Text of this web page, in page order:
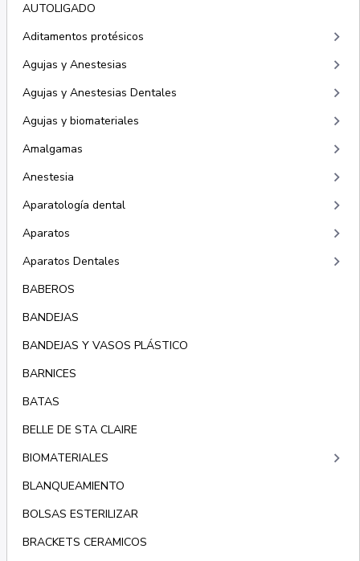
AUTOLIGADO
Aditamentos protésicos
keyboard_arrow_right
Agujas y Anestesias keyboard_arrow_right
Agujas y Anestesias Dentales keyboard_arrow_right
Agujas y biomateriales keyboard_arrow_right
Amalgamas keyboard_arrow_right
Anestesia keyboard_arrow_right
Aparatología dental keyboard_arrow_right
Aparatos keyboard_arrow_right
Aparatos Dentales keyboard_arrow_right
BABEROS
BANDEJAS
BANDEJAS Y VASOS PLÁSTICO
BARNICES
BATAS
BELLE DE STA CLAIRE
BIOMATERIALES
keyboard_arrow_right
BLANQUEAMIENTO
BOLSAS ESTERILIZAR
BRACKETS CERAMICOS